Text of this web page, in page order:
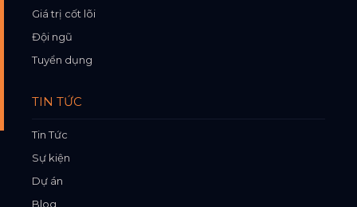
Giá trị cốt lõi
Đội ngũ
Tuyển dụng
TIN TỨC
Tin Tức
Sự kiện
Dự án
Blog